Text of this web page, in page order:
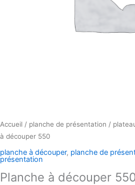
Accueil / planche de présentation /
à découper 550
planche à découper, planche de
présentation
Planche à découper